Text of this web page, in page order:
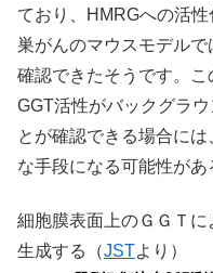
ており、HMRGへの活
巣がんのマウスモデル
確認できたそうです。こ
GGT活性がバックグラ
とが確認できる場合に
な手段になる可能性があ
細胞膜表面上のＧＧＴ
生成する（JSTより）